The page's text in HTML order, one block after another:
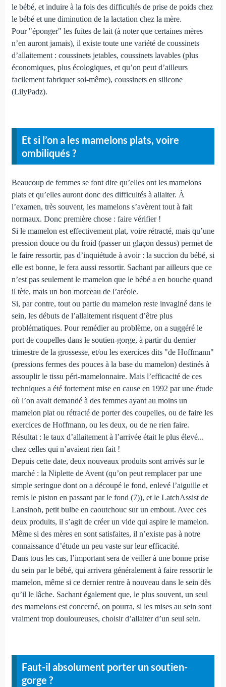
le bébé, et induire à la fois des difficultés de prise de poids chez
le bébé et une diminution de la lactation chez la mère.
Pour "éponger" les fuites de lait (à noter que certaines mères
n’en auront jamais), il existe toute une variété de coussinets
d’allaitement : coussinets jetables, coussinets lavables (plus
économiques, plus écologiques, et qu’on peut d’ailleurs
facilement fabriquer soi-même), coussinets en silicone
(LilyPadz).
Et si l’on a les mamelons plats, voire
ombiliqués ?
Beaucoup de femmes se font dire qu’elles ont les mamelons
plats et qu’elles auront donc des difficultés à allaiter. À
l’examen, très souvent, les mamelons s’avèrent tout à fait
normaux. Donc première chose : faire vérifier !
Si le mamelon est effectivement plat, voire rétracté, mais qu’une
pression douce ou du froid (passer un glaçon dessus) permet de
le faire ressortir, pas d’inquiétude à avoir : la succion du bébé, si
elle est bonne, le fera aussi ressortir. Sachant par ailleurs que ce
n’est pas seulement le mamelon que le bébé a en bouche quand
il tète, mais un bon morceau de l’aréole.
Si, par contre, tout ou partie du mamelon reste invaginé dans le
sein, les débuts de l’allaitement risquent d’être plus
problématiques. Pour remédier au problème, on a suggéré le
port de coupelles dans le soutien-gorge, à partir du dernier
trimestre de la grossesse, et/ou les exercices dits "de Hoffmann"
(pressions fermes des pouces à la base du mamelon) destinés à
assouplir le tissu péri-mamelonnaire. Mais l’efficacité de ces
techniques a été fortement mise en cause en 1992 par une étude
où l’on avait demandé à des femmes ayant au moins un
mamelon plat ou rétracté de porter des coupelles, ou de faire les
exercices de Hoffmann, ou les deux, ou de ne rien faire.
Résultat : le taux d’allaitement à l’arrivée était le plus élevé...
chez celles qui n’avaient rien fait !
Depuis cette date, deux nouveaux produits sont arrivés sur le
marché : la Niplette de Avent (qu’on peut remplacer par une
simple seringue dont on a découpé le fond, enlevé l’aiguille et
remis le piston en passant par le fond (7)), et le LatchAssist de
Lansinoh, petit bulbe en caoutchouc sur un embout. Avec ces
deux produits, il s’agit de créer un vide qui aspire le mamelon.
Même si des mères en sont satisfaites, il n’existe pas à notre
connaissance d’étude un peu vaste sur leur efficacité.
Dans tous les cas, l’important sera de veiller à une bonne prise
du sein par le bébé, qui arrivera généralement à faire ressortir le
mamelon, même si ce dernier rentre à nouveau dans le sein dès
qu’il le lâche. Sachant également que, le plus souvent, un seul
des mamelons est concerné, on pourra, si les mises au sein sont
vraiment trop douloureuses, choisir d’allaiter d’un seul sein.
Faut-il absolument porter un soutien-
gorge ?